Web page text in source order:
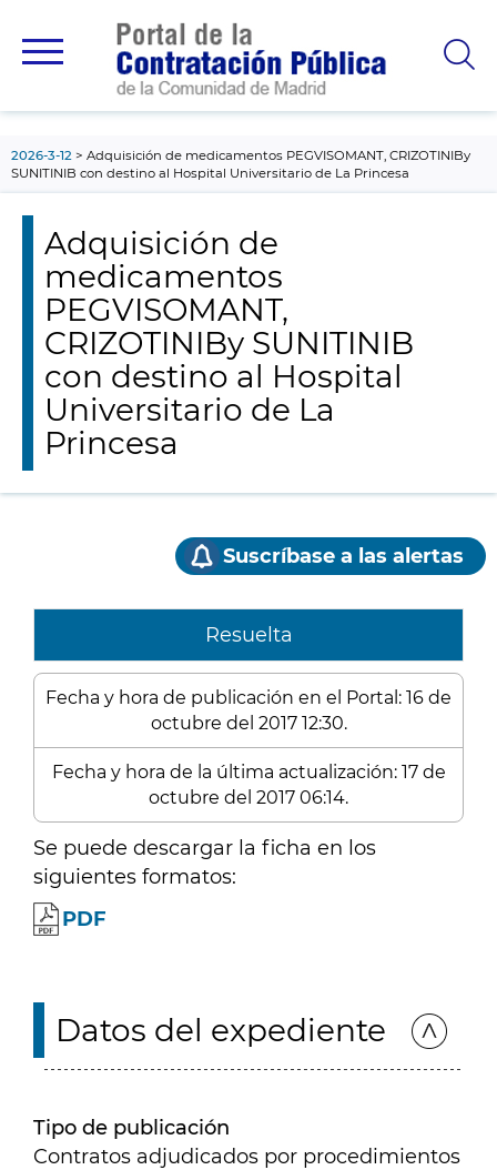
principal
2026-3-12
Adquisición de medicamentos PEGVISOMANT, CRIZOTINIBy
SUNITINIB con destino al Hospital Universitario de La Princesa
Adquisición de
medicamentos
PEGVISOMANT,
CRIZOTINIBy SUNITINIB
con destino al Hospital
Universitario de La
Princesa
Suscríbase a las alertas
Resuelta
Fecha y hora de publicación en el Portal: 16 de
octubre del 2017 12:30.
Fecha y hora de la última actualización: 17 de
octubre del 2017 06:14.
Se puede descargar la ficha en los
siguientes formatos:
PDF
Datos del expediente
Tipo de publicación
Contratos adjudicados por procedimientos